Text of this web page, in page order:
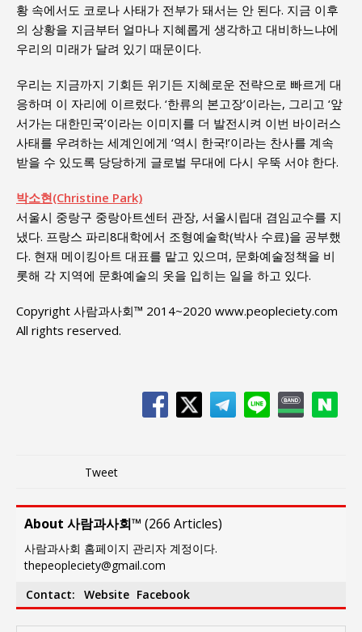
황 속에서도 코로나 사태가 전부가 돼서는 안 된다. 지금 이후
의 상황을 지금부터 얼마나 지혜롭게 생각하고 대비하느냐에
우리의 미래가 달려 있기 때문이다.
우리는 지금까지 기회든 위기든 지혜로운 전략으로 빠르게 대
응하며 이 자리에 이르렀다. ‘한류의 본고장’이라는, 그리고 ‘앞
서가는 대한민국’이라는 이미지를 더 발전시켜 이번 바이러스
사태를 우려하는 세계인에게 ‘역시 한국!’이라는 찬사를 계속
받을 수 있도록 당당하게 글로벌 무대에 다시 우뚝 서야 한다.
박소현(Christine Park)
서울시 중랑구 중랑아트센터 관장, 서울시립대 겸임교수를 지
냈다. 프랑스 파리8대학에서 조형예술학(박사 수료)을 공부했
다. 현재 메이킹아트 대표를 맡고 있으며, 문화예술정책을 비
롯해 각 지역에 문화예술의 옷을 입히는 일을 하고 있다.
Copyright 사람과사회™ 2014~2020 www.peopleciety.com
All rights reserved.
Tweet
About 사람과사회™ (266 Articles)
사람과사회 홈페이지 관리자 계정이다.
thepeopleciety@gmail.com
Contact:
Website Facebook